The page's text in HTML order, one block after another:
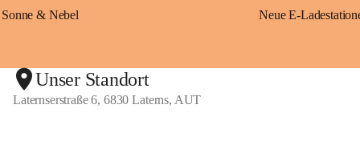
Sonne & Nebel
Unser Standort
Laternserstraße 6, 6830 Laterns, AUT